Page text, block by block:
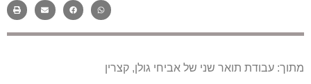
מתוך: עבודת תואר שני של אביחי גולן, קצרין